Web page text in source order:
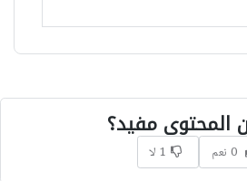
المحتوى مفيد؟
0 نعم 1 لا